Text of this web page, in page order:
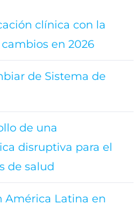
clínica con la
cambios en 2026
de Sistema de
de una
disruptiva para el
de salud
América Latina en